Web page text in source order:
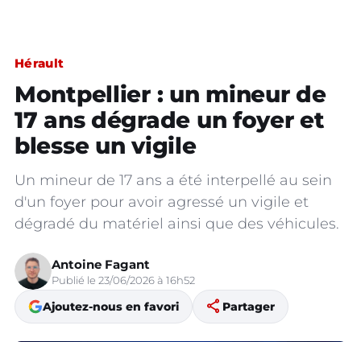
Hérault
Montpellier : un mineur de
17 ans dégrade un foyer et
blesse un vigile
Un mineur de 17 ans a été interpellé au sein
d'un foyer pour avoir agressé un vigile et
dégradé du matériel ainsi que des véhicules.
Antoine Fagant
Publié le 23/06/2026 à 16h52
Ajoutez-nous en favori share Partager